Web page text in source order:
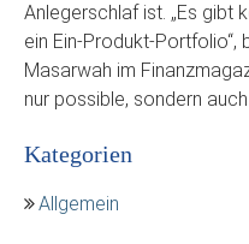
Anlegerschlaf ist. „Es gibt
ein Ein-Produkt-
Masarwah im
nur possible, sondern
Kategorien
Allgemein